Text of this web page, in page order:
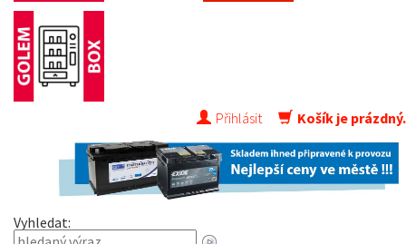
Přihlásit Košík je prázdný.
Vyhledat: